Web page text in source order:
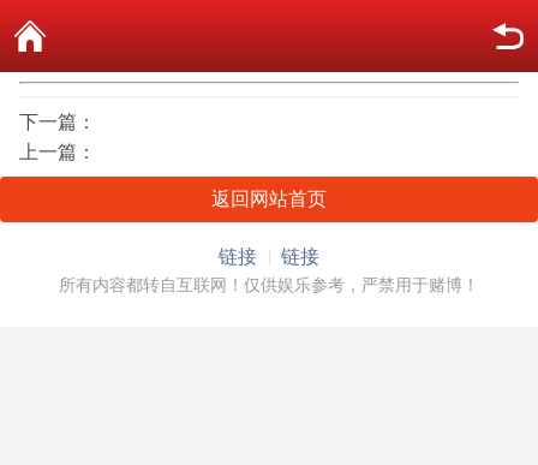
下一篇：
上一篇：
返回网站首页
链接 链接
所有内容都转自互联网！仅供娱乐参考，严禁用于赌博！